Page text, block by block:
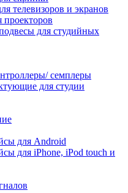
телевизоров и экранов
для студийных
семплеры
для студии
для Android
для iPhone, iPod touch и